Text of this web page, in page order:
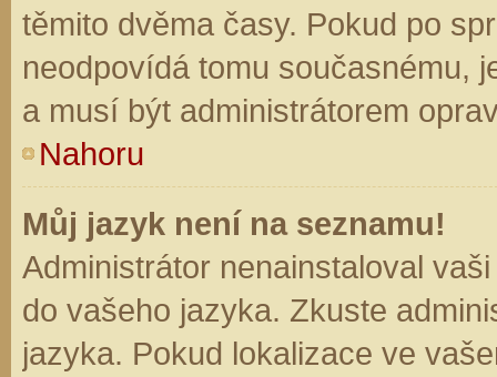
těmito dvěma časy. Pokud po
neodpovídá tomu současnému,
a musí být administrátorem
Nahoru
Můj jazyk není na seznamu!
Administrátor nenainstaloval
do vašeho jazyka. Zkuste
jazyka. Pokud lokalizace ve